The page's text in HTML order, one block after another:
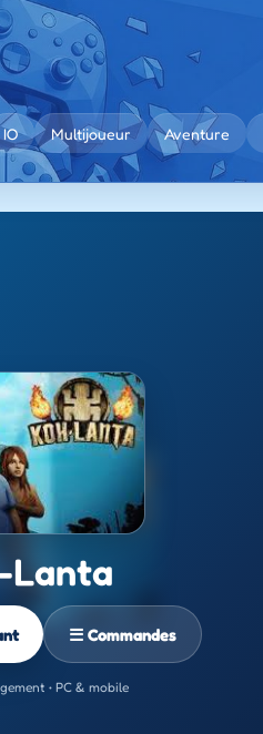
IO Multijoueur Aventure
Lanta
☰ Commandes
• PC & mobile